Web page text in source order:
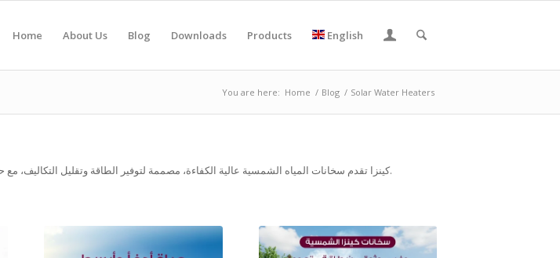
Home About Us Blog Downloads Products English
You are here: Home / Blog / Solar Water Heaters
كينزا تقدم سخانات المياه الشمسية عالية الكفاءة، مصممة لتوفير الطاقة وتقليل التكاليف، مع حلول مستدامة للمنازل والمشاريع التجارية.